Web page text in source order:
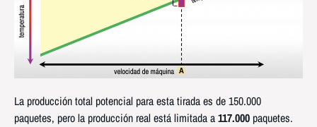
La producción total potencial para esta tirada es de 150.000
paquetes, pero la producción real está limitada a117.000 paquetes.